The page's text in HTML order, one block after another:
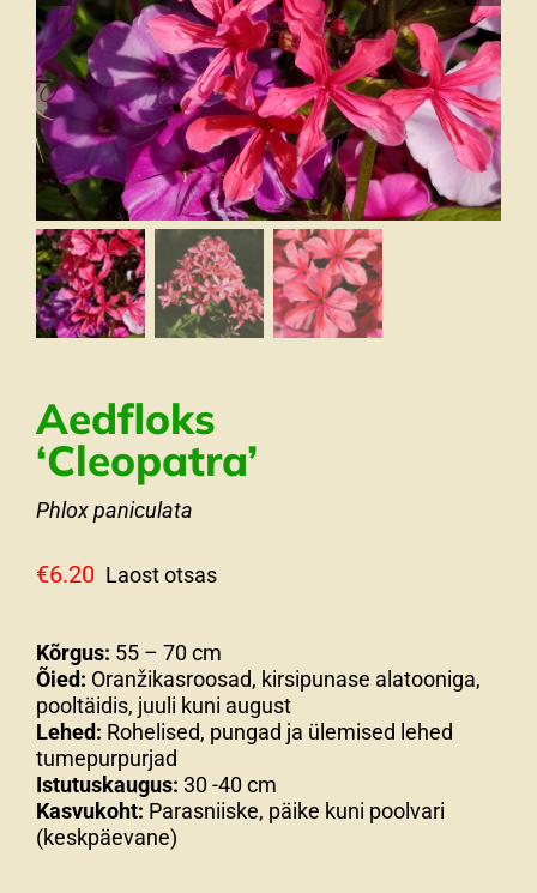
Aedfloks
‘Cleopatra’
Phlox paniculata
€6.20 Laost otsas
Kõrgus: 55 – 70 cm
Õied: Oranžikasroosad, kirsipunase alatooniga,
pooltäidis, juuli kuni august
Lehed: Rohelised, pungad ja ülemised lehed
tumepurpurjad
Istutuskaugus: 30 -40 cm
Kasvukoht: Parasniiske, päike kuni poolvari
(keskpäevane)